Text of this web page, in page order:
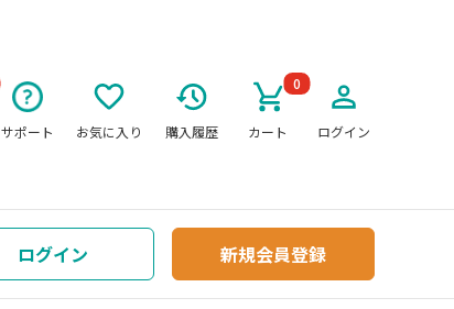
サポート お気に入り 購入履歴 カート
0
ログイン
ログイン 新規会員登録